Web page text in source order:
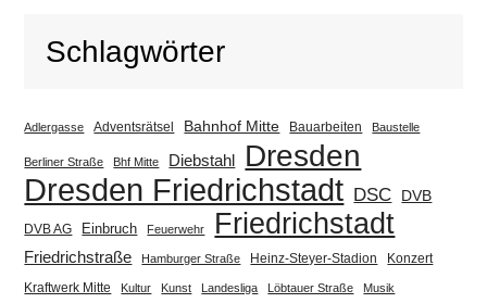
Schlagwörter
Adlergasse Adventsrätsel Bahnhof Mitte Bauarbeiten Baustelle
Berliner Straße Bhf Mitte Diebstahl Dresden
Dresden Friedrichstadt DSC DVB
DVB AG Einbruch Feuerwehr Friedrichstadt
Friedrichstraße Hamburger Straße Heinz-Steyer-Stadion
Konzert
Kraftwerk Mitte
Kultur Kunst Landesliga Löbtauer Straße Musik